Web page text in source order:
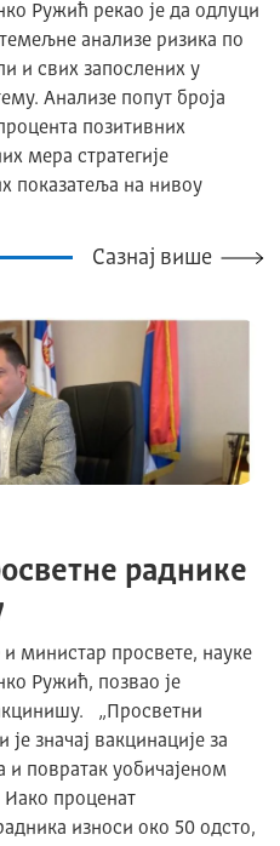
Ружић рекао је да одлуци
анализе ризика по
и свих запослених у
Анализе попут броја
позитивних
мера стратегије
показатеља на нивоу
Сазнај више
раднике
министар просвете, науке
Ружић, позвао је
„Просветни
значај вакцинације за
и повратак уобичајеном
проценат
износи око 50 одсто,